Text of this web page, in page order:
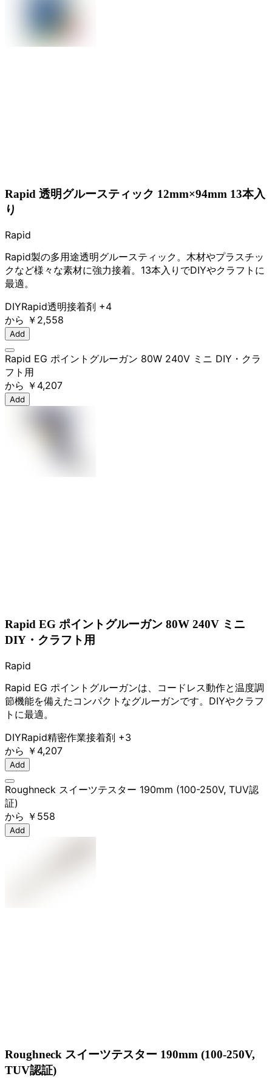
Rapid 透明グルースティック 12mm×94mm 13本入
り
Rapid
Rapid製の多用途透明グルースティック。木材やプラスチッ
クなど様々な素材に強力接着。13本入りでDIYやクラフトに
最適。
DIYRapid透明接着剤 +4
から ￥2,558
Add
Rapid EG ポイントグルーガン 80W 240V ミニ DIY・クラ
フト用
から ￥4,207
Add
Rapid EG ポイントグルーガン 80W 240V ミニ
DIY・クラフト用
Rapid
Rapid EG ポイントグルーガンは、コードレス動作と温度調
節機能を備えたコンパクトなグルーガンです。DIYやクラフ
トに最適。
DIYRapid精密作業接着剤 +3
から ￥4,207
Add
Roughneck スイーツテスター 190mm (100-250V, TUV認
証)
から ￥558
Add
Roughneck スイーツテスター 190mm (100-250V,
TUV認証)